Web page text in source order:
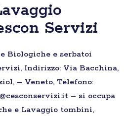
Servizi
Biologiche e serbatoi
Indirizzo: Via Bacchina,
– Veneto, Telefono:
– si occupa
e Lavaggio tombini,